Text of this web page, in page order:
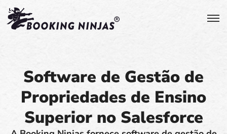
Software de Gestão de
Propriedades de Ensino
Superior no Salesforce